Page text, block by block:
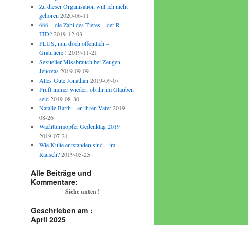
Zu dieser Organisation will ich nicht
gehören 2020-06-11
666 – die Zahl des Tieres – der R-
FID? 2019-12-03
PLUS, nun doch öffentlich –
Gratuliere ! 2019-11-21
Sexueller Missbrauch bei Zeugen
Jehovas 2019-09-09
Alles Gute Jonathan 2019-09-07
Prüft immer wieder, ob ihr im Glauben
seid 2019-08-30
Natalie Barth – an ihren Vater 2019-
08-26
Wachtturmopfer Gedenktag 2019
2019-07-24
Wie Kulte entstanden sind – im
Rausch? 2019-05-25
Alle Beiträge und
Kommentare:
Siehe unten !
Geschrieben am :
April 2025